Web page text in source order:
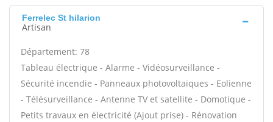
Ferrelec St hilarion
Artisan
Département: 78
Tableau électrique - Alarme - Vidéosurveillance -
Sécurité incendie - Panneaux photovoltaïques - Eolienne
- Télésurveillance - Antenne TV et satellite - Domotique -
Petits travaux en électricité (Ajout prise) - Rénovation